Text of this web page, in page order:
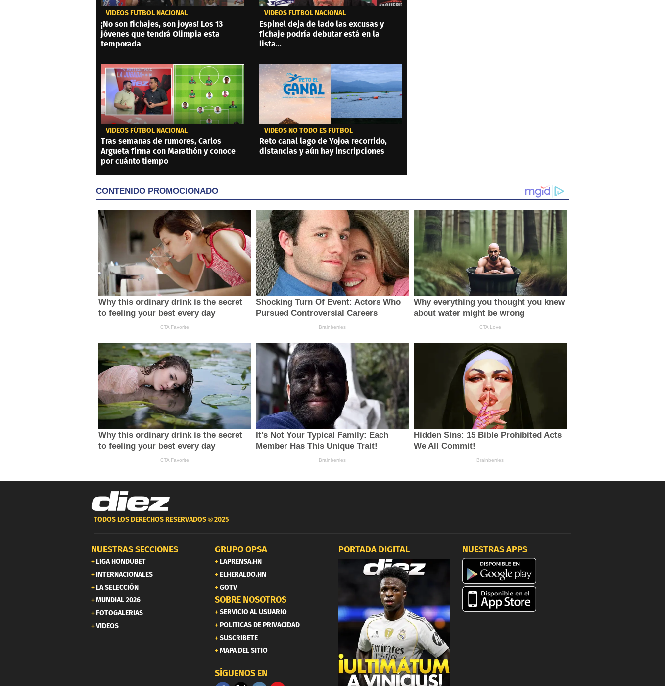
VIDEOS FÚTBOL NACIONAL
¡No son fichajes, son joyas! Los 13
jóvenes que tendrá Olimpia esta
temporada
VIDEOS FÚTBOL NACIONAL
Espinel deja de lado las excusas y
fichaje podría debutar está en la
lista...
VIDEOS FÚTBOL NACIONAL
Tras semanas de rumores, Carlos
Argueta firma con Marathón y conoce
por cuánto tiempo
VIDEOS NO TODO ES FÚTBOL
Reto canal lago de Yojoa recorrido,
distancias y aún hay inscripciones
TODOS LOS DERECHOS RESERVADOS ®2025
NUESTRAS SECCIONES
LIGA HONDUBET
INTERNACIONALES
LA SELECCIÓN
MUNDIAL 2026
FOTOGALERIAS
VIDEOS
GRUPO OPSA
LAPRENSA.HN
ELHERALDO.HN
GOTV
SOBRE NOSOTROS
SERVICIO AL USUARIO
POLITICAS DE PRIVACIDAD
SUSCRIBETE
MAPA DEL SITIO
SÍGUENOS EN
PORTADA DIGITAL NUESTRAS APPS